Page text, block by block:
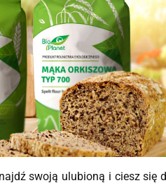
swoją ulubioną i ciesz się